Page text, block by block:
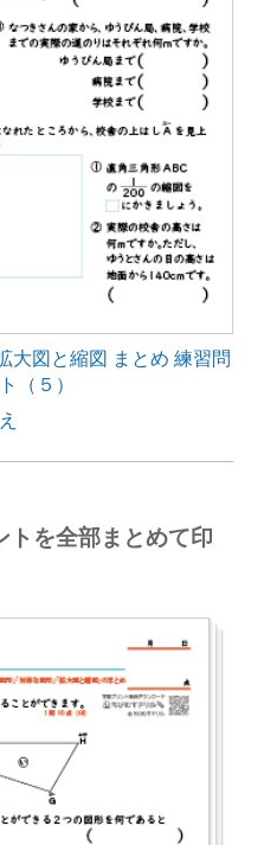
大図と縮図 まとめ 練習問
（５）
トを全部まとめて印